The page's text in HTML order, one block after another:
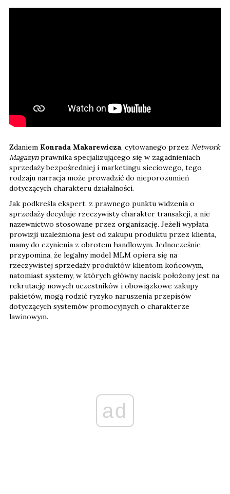
Zdaniem Konrada Makarewicza, cytowanego przez Network
Magazynprawnika specjalizującego się w zagadnieniach
sprzedaży bezpośredniej i marketingu sieciowego, tego
rodzaju narracja może prowadzić do nieporozumień
dotyczących charakteru działalności.
Jak podkreśla ekspert, z prawnego punktu widzenia o
sprzedaży decyduje rzeczywisty charakter transakcji, a nie
nazewnictwo stosowane przez organizację. Jeżeli wypłata
prowizji uzależniona jest od zakupu produktu przez klienta,
mamy do czynienia z obrotem handlowym. Jednocześnie
przypomina, że legalny model MLM opiera się na
rzeczywistej sprzedaży produktów klientom końcowym,
natomiast systemy, w których główny nacisk położony jest na
rekrutację nowych uczestników i obowiązkowe zakupy
pakietów, mogą rodzić ryzyko naruszenia przepisów
dotyczących systemów promocyjnych o charakterze
lawinowym.
ad